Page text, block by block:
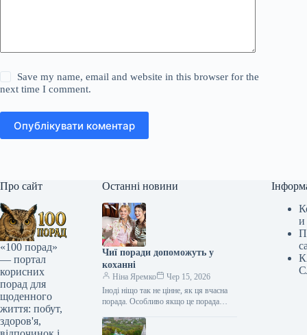
Save my name, email and website in this browser for the
next time I comment.
Опублікувати коментар
Про сайт
«100 порад»
— портал
корисних
порад для
щоденного
життя: побут,
здоров'я,
Останні новини
Чиї поради допоможуть у
коханні
Ніна Яремко
Чер 15, 2026
Іноді ніщо так не цінне, як ця вчасна
порада. Особливо якщо це порада
косметолога, тренера, стиліста…
и